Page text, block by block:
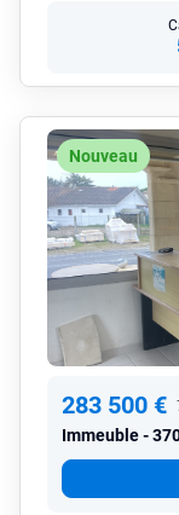
Nouveau
283 500 €
Immeuble